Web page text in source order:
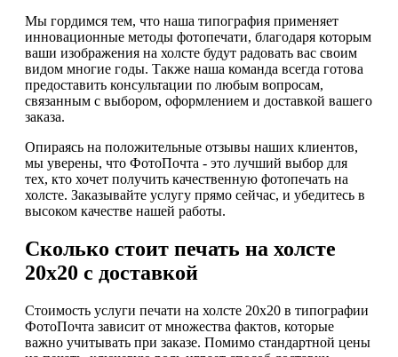
Мы гордимся тем, что наша типография применяет
инновационные методы фотопечати, благодаря которым
ваши изображения на холсте будут радовать вас своим
видом многие годы. Также наша команда всегда готова
предоставить консультации по любым вопросам,
связанным с выбором, оформлением и доставкой вашего
заказа.
Опираясь на положительные отзывы наших клиентов,
мы уверены, что ФотоПочта - это лучший выбор для
тех, кто хочет получить качественную фотопечать на
холсте. Заказывайте услугу прямо сейчас, и убедитесь в
высоком качестве нашей работы.
Сколько стоит печать на холсте
20х20 с доставкой
Стоимость услуги печати на холсте 20х20 в типографии
ФотоПочта зависит от множества фактов, которые
важно учитывать при заказе. Помимо стандартной цены